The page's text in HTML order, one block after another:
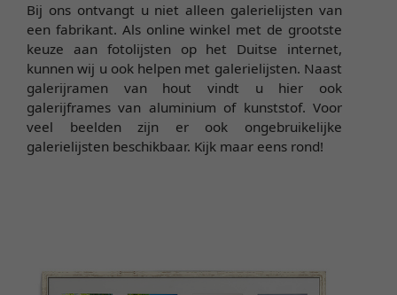
Bij ons ontvangt u niet alleen galerielijsten van
een fabrikant. Als online winkel met de grootste
keuze aan fotolijsten op het Duitse internet,
kunnen wij u ook helpen met galerielijsten. Naast
galerijramen van hout vindt u hier ook
galerijframes van aluminium of kunststof. Voor
veel beelden zijn er ook ongebruikelijke
galerielijsten beschikbaar. Kijk maar eens rond!